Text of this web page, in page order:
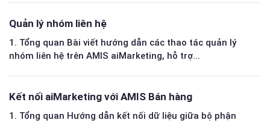
Quản lý nhóm liên hệ
1. Tổng quan Bài viết hướng dẫn các thao tác quản lý
nhóm liên hệ trên AMIS aiMarketing, hỗ trợ...
Kết nối aiMarketing với AMIS Bán hàng
1. Tổng quan Hướng dẫn kết nối dữ liệu giữa bộ phận